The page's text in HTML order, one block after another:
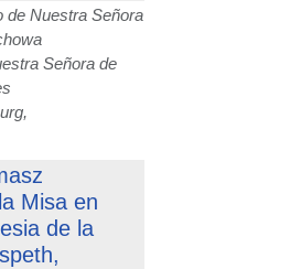
de Nuestra Señora
Señora de
Misa en
de la